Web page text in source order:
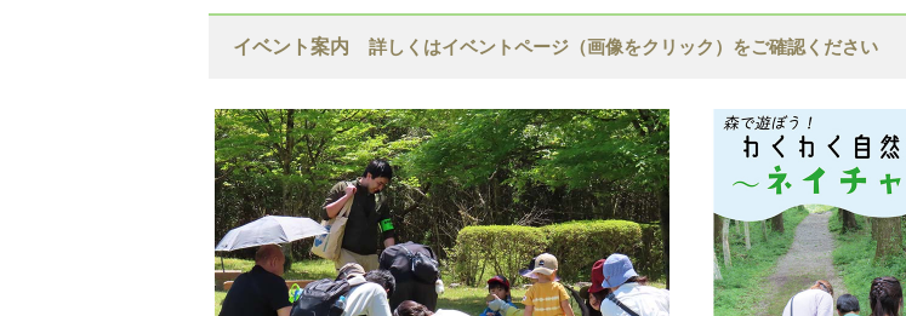
イベント案内 詳しくはイベントページ（画像をクリック）をご確認ください